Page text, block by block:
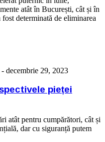
atât în București, cât și în
determinată de eliminarea
- decembrie 29, 2023
pieței
atât pentru cumpărători, cât și
dar cu siguranță putem